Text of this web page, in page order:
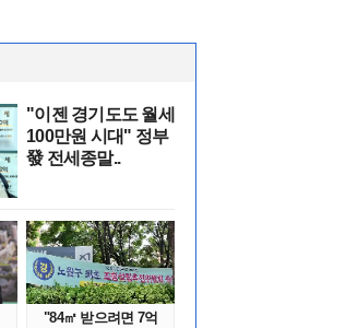
"이젠 경기도도 월세
100만원 시대" 정부
發 전세종말..
"84㎡ 받으려면 7억